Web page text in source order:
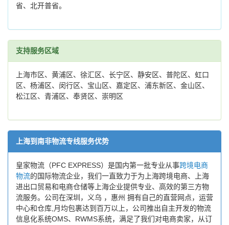
省、北开普省。
支持服务区域
上海市区、黄浦区、徐汇区、长宁区、静安区、普陀区、虹口
区、杨浦区、闵行区、宝山区、嘉定区、浦东新区、金山区、
松江区、青浦区、奉贤区、崇明区
上海到南非物流专线服务优势
皇家物流（PFC EXPRESS）是国内第一批专业从事跨境电商
物流的国际物流企业，我们一直致力于为上海跨境电商、上海
进出口贸易和电商仓储等上海企业提供专业、高效的第三方物
流服务。公司在深圳，义乌 ，惠州 拥有自己的直营网点，运营
中心和仓库,月均包裹达到百万以上，公司推出自主开发的物流
信息化系统OMS、RWMS系统，满足了我们对电商卖家，从订